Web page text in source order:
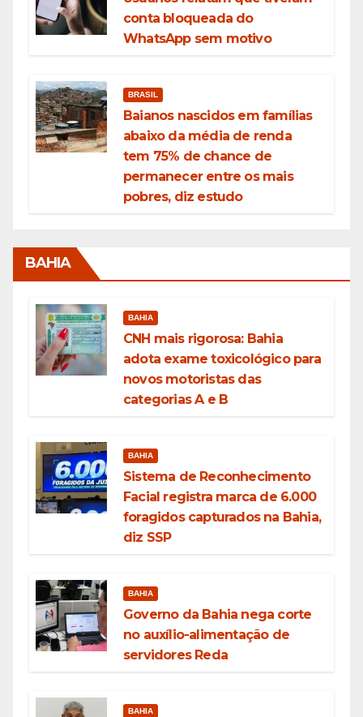
conta bloqueada do
WhatsApp sem motivo
BRASIL
Baianos nascidos em famílias
abaixo da média de renda
tem 75% de chance de
permanecer entre os mais
pobres, diz estudo
BAHIA
BAHIA
CNH mais rigorosa: Bahia
adota exame toxicológico para
novos motoristas das
categorias A e B
BAHIA
Sistema de Reconhecimento
Facial registra marca de 6.000
foragidos capturados na Bahia,
diz SSP
BAHIA
Governo da Bahia nega corte
no auxílio-alimentação de
servidores Reda
BAHIA